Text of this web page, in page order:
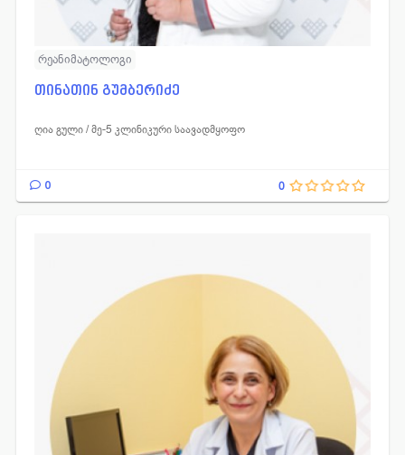
რეანიმატოლოგი
თინათინ გუმბერიძე
ღია გული / მე-5 კლინიკური საავადმყოფო
0 0